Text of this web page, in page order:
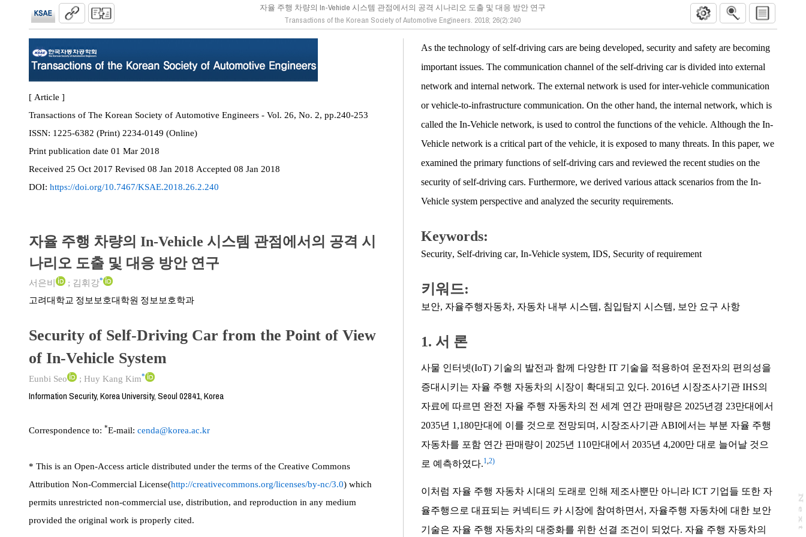
자율 주행 차량의 In-Vehicle 시스템 관점에서의 공격 시나리오 도출 및 대응 방안 연구
Transactions of the Korean Society of Automotive Engineers. 2018; 26(2):240
N
e
x
t
a
g
[ Article ]
Transactions of The Korean Society of Automotive Engineers - Vol. 26, No. 2, pp.240-253
ISSN:
1225-6382 (Print) 2234-0149 (Online)
Print publication date 01 Mar 2018
Received 25 Oct 2017 Revised 08 Jan 2018 Accepted 08 Jan 2018
DOI: https://doi.org/10.7467/KSAE.2018.26.2.240
자율 주행 차량의 In-Vehicle 시스템 관점에서의 공격 시
나리오 도출 및 대응 방안 연구
서은비 ; 김휘강*
고려대학교 정보보호대학원 정보보호학과
Security of Self-Driving Car from the Point of View
of In-Vehicle System
Eunbi Seo ; Huy Kang Kim*
Information Security, Korea University, Seoul 02841, Korea
Correspondence to: *E-mail: cenda@korea.ac.kr
* This is an Open-Access article distributed under the terms of the Creative Commons
Attribution Non-Commercial License(http://creativecommons.org/licenses/by-nc/3.0) which
permits unrestricted non-commercial use, distribution, and reproduction in any medium
provided the original work is properly cited.
As the technology of self-driving cars are being developed, security and safety are becoming
important issues. The communication channel of the self-driving car is divided into external
network and internal network. The external network is used for inter-vehicle communication
or vehicle-to-infrastructure communication. On the other hand, the internal network, which is
called the In-Vehicle network, is used to control the functions of the vehicle. Although the In-
Vehicle network is a critical part of the vehicle, it is exposed to many threats. In this paper, we
examined the primary functions of self-driving cars and reviewed the recent studies on the
security of self-driving cars. Furthermore, we derived various attack scenarios from the In-
Vehicle system perspective and analyzed the security requirements.
Keywords:
Security, Self-driving car, In-Vehicle system, IDS, Security of requirement
키워드:
보안, 자율주행자동차, 자동차 내부 시스템, 침입탐지 시스템, 보안 요구 사항
1. 서 론
사물 인터넷(IoT) 기술의 발전과 함께 다양한 IT 기술을 적용하여 운전자의 편의성을
증대시키는 자율 주행 자동차의 시장이 확대되고 있다. 2016년 시장조사기관 IHS의
자료에 따르면 완전 자율 주행 자동차의 전 세계 연간 판매량은 2025년경 23만대에서
2035년 1,180만대에 이를 것으로 전망되며, 시장조사기관 ABI에서는 부분 자율 주행
자동차를 포함 연간 판매량이 2025년 110만대에서 2035년 4,200만 대로 늘어날 것으
로 예측하였다.1,2)
이처럼 자율 주행 자동차 시대의 도래로 인해 제조사뿐만 아니라 ICT 기업들 또한 자
율주행으로 대표되는 커넥티드 카 시장에 참여하면서, 자율주행 자동차에 대한 보안
기술은 자율 주행 자동차의 대중화를 위한 선결 조건이 되었다. 자율 주행 자동차의